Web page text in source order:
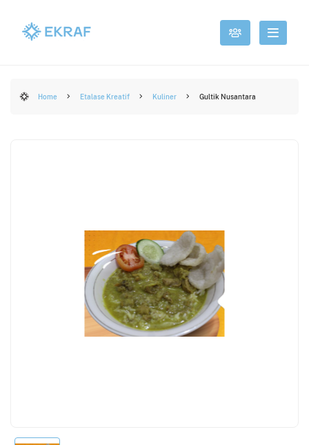
Home Etalase Kreatif Kuliner Gultik Nusantara